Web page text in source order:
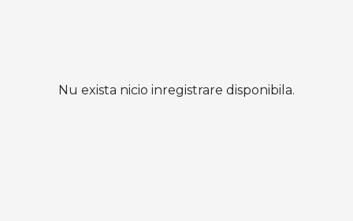
Nu exista nicio inregistrare disponibila.